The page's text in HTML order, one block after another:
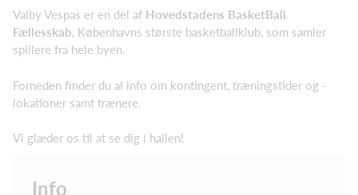
Valby Vespas er en del af Hovedstadens BasketBall
Fællesskab, Københavns største basketballklub, som samler
spillere fra hele byen.
Forneden finder du al info om kontingent, træningstider og -
lokationer samt trænere.
Vi glæder os til at se dig i hallen!
Info